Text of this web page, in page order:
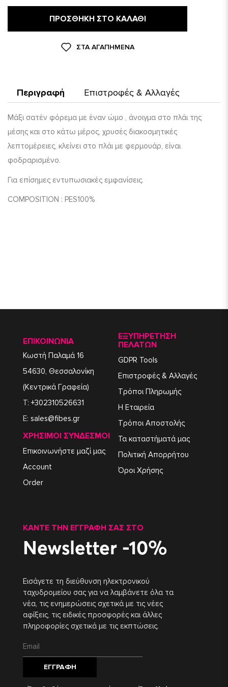
ΠΡΟΣΘΉΚΗ ΣΤΟ ΚΑΛΆΘΙ
ΣΤΑ ΑΓΑΠΗΜΈΝΑ
Περιγραφή Επιστροφές & Αλλαγές
Μάξι σατέν φόρεμα με έναν ώμο , άνοιγμα στο πλάι της
μέσης και στο κάτω μέρος, χρυσές διακοσμητικές
λεπτομέρειες, κλείνει στο πλάι με φερμουάρ, είναι
φοδραρισμένο.
Για επίσημες εντυπωσιακές εμφανίσεις.
COMPOSITION : PES100%
ΕΠΙΚΟΙΝΩΝΙΑ
Κωστή Παλαμά 16
54630, Θεσσαλονίκη
(Κεντρικά Γραφεία)
T: +302310526631
E: sales@fibes.gr
ΧΡΉΣΙΜΟΙ ΣΎΝΔΕΣΜΟΙ
Επικοινωνήστε μαζί μας
Account
Order
ΕΞΥΠΗΡΈΤΗΣΗ
ΠΕΛΑΤΏΝ
GDPR Tools
Επιστροφές & Αλλαγές
Τρόποι Πληρωμής
Η Εταιρεία
Τρόποι Αποστολής
Τα καταστήματά μας
Πολιτική Απορρήτου
Όροι Χρήσης
ΚΆΝΤΕ ΤΗΝ ΕΓΓΡΑΦΉ ΣΑΣ ΣΤΟ
Newsletter -10%
Εισάγετε τη διεύθυνση ηλεκτρονικού
ταχυδρομείου σας για να λαμβάνετε όλα τα
νέα, τις ενημερώσεις σχετικά με τις νέες
αφίξεις, τις ειδικές προσφορές και άλλες
πληροφορίες σχετικά με τις εκπτώσεις.
ΕΓΓΡΑΦΉ